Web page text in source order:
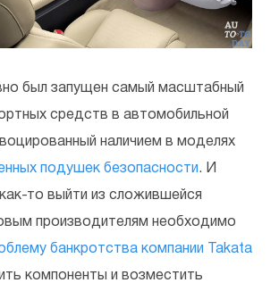
был запущен самый масштабный
средств в автомобильной
наличием в моделях
подушек безопасности . И
то выйти из сложившейся
производителям необходимо
банкротства компании Takata
компоненты и возместить